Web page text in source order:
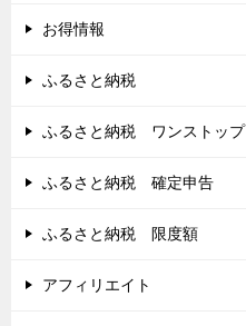
お得情報
ふるさと納税
ふるさと納税 ワンストップ
ふるさと納税 確定申告
ふるさと納税 限度額
アフィリエイト